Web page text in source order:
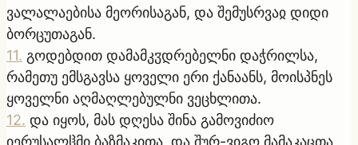
ვალალაებისა მეორისაგან, და შემუსრვაჲ დიდი
ბორცუთაგან.
11. გოდებდით დამამკჳდრებელნი დაჭრილსა,
რამეთუ ემსგავსა ყოველი ერი ქანაანს, მოისპნეს
ყოველნი აღმაღლებულნი ვეცხლითა.
12. და იყოს, მას დღესა შინა გამოვიძიო
იერუსალჱმი ბაზმაკითა, და შურ-ვიგო მამაკაცთა